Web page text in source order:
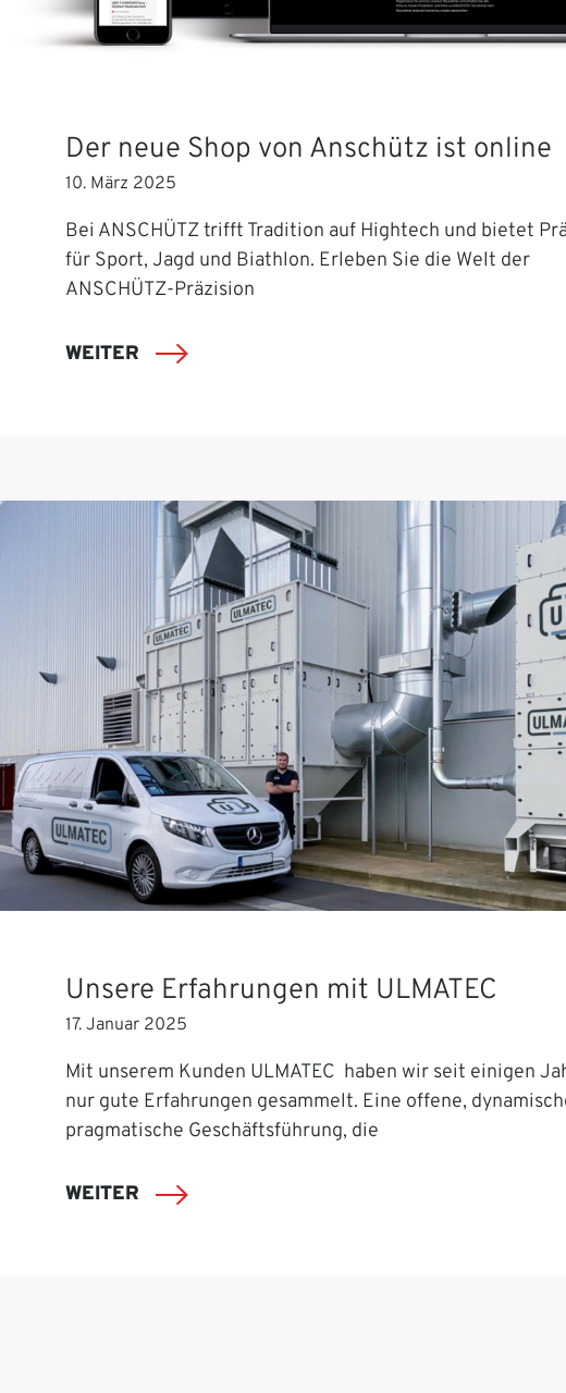
Der neue Shop von Anschütz ist online
10. März 2025
Bei ANSCHÜTZ trifft Tradition auf Hightech und bietet
für Sport, Jagd und Biathlon. Erleben Sie die Welt der
ANSCHÜTZ-Präzision
WEITER
Unsere Erfahrungen mit ULMATEC
17. Januar 2025
Mit unserem Kunden ULMATEC haben wir seit einigen
nur gute Erfahrungen gesammelt. Eine offene,
pragmatische Geschäftsführung, die
WEITER